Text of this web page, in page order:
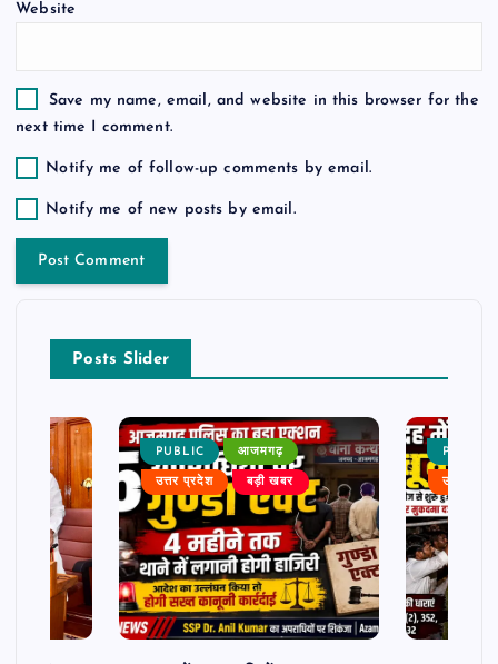
Website
Save my name, email, and website in this browser for the
next time I comment.
Notify me of follow-up comments by email.
Notify me of new posts by email.
Posts Slider
PUBLIC आजमगढ़
उत्तर प्रदेश बड़ी खबर
PUBLIC
उत्तर